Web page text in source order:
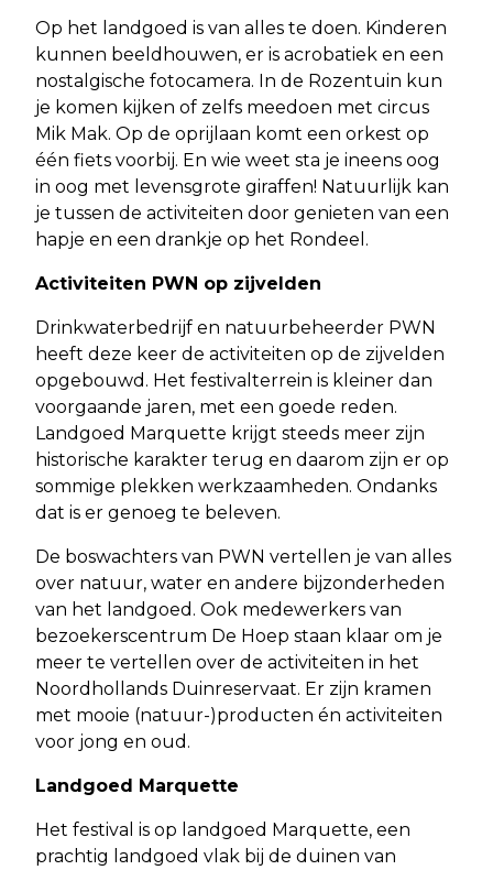
Op het landgoed is van alles te doen. Kinderen
kunnen beeldhouwen, er is acrobatiek en een
nostalgische fotocamera. In de Rozentuin kun
je komen kijken of zelfs meedoen met circus
Mik Mak. Op de oprijlaan komt een orkest op
één fiets voorbij. En wie weet sta je ineens oog
in oog met levensgrote giraffen! Natuurlijk kan
je tussen de activiteiten door genieten van een
hapje en een drankje op het Rondeel.
Activiteiten PWN op zijvelden
Drinkwaterbedrijf en natuurbeheerder PWN
heeft deze keer de activiteiten op de zijvelden
opgebouwd. Het festivalterrein is kleiner dan
voorgaande jaren, met een goede reden.
Landgoed Marquette krijgt steeds meer zijn
historische karakter terug en daarom zijn er op
sommige plekken werkzaamheden. Ondanks
dat is er genoeg te beleven.
De boswachters van PWN vertellen je van alles
over natuur, water en andere bijzonderheden
van het landgoed. Ook medewerkers van
bezoekerscentrum De Hoep staan klaar om je
meer te vertellen over de activiteiten in het
Noordhollands Duinreservaat. Er zijn kramen
met mooie (natuur-)producten én activiteiten
voor jong en oud.
Landgoed Marquette
Het festival is op landgoed Marquette, een
prachtig landgoed vlak bij de duinen van